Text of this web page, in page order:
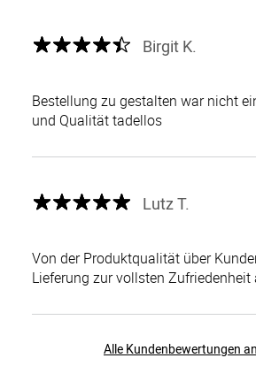
Birgit K.
Bestellung zu gestalten war nicht
und Qualität tadellos
Lutz T.
Von der Produktqualität über
Lieferung zur vollsten Zufriedenheit
Alle Kundenbewertungen